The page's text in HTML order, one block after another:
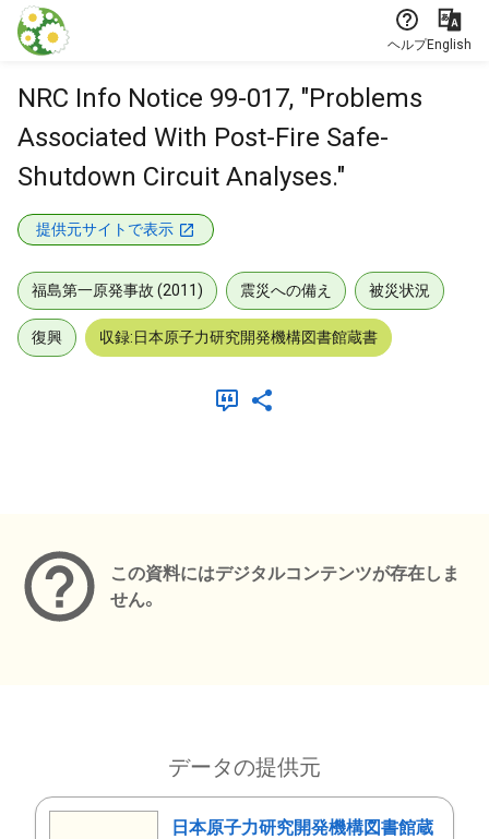
本文に飛ぶ
ヘルプEnglish
NRC Info Notice 99-017, "Problems
Associated With Post-Fire Safe-
Shutdown Circuit Analyses."
提供元サイトで表示
福島第一原発事故 (2011) 震災への備え 被災状況
復興 収録:日本原子力研究開発機構図書館蔵書
この資料にはデジタルコンテンツが存在しま
せん。
データの提供元
日本原子力研究開発機構図書館蔵